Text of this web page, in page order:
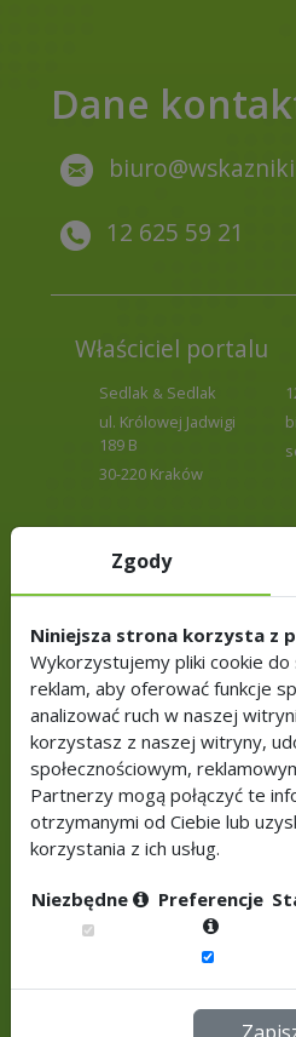
Dane
12 625 59 21
Właściciel portalu
Sedlak & Sedlak
ul. Królowej Jadwigi
189 B
30-220 Kraków
Imię*
Nazwisko*
Stanowisko*
Zgody
Niniejsza strona korzysta z
Wykorzystujemy pliki cookie
reklam, aby oferować funkcje
analizować ruch w naszej
korzystasz z naszej witryny,
społecznościowym,
Partnerzy mogą połączyć te
otrzymanymi od Ciebie lub
korzystania z ich usług.
Niezbędne Preferencje